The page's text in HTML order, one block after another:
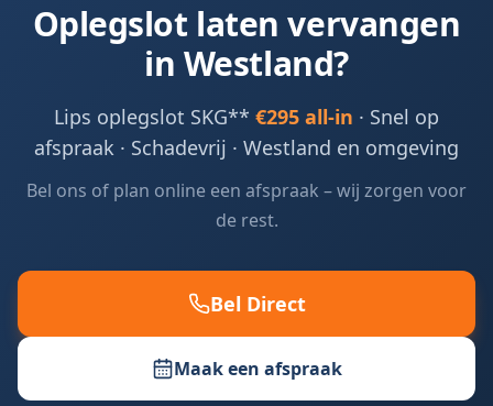
Oplegslot laten vervangen
in Westland?
Lips oplegslot SKG** €295 all-in · Snel op
afspraak · Schadevrij · Westland en omgeving
Bel ons of plan online een afspraak – wij zorgen voor
de rest.
Bel Direct
Maak een afspraak